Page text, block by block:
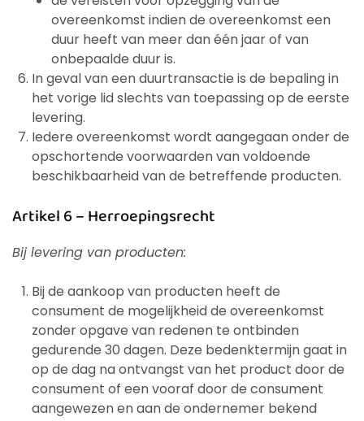
overeenkomst indien de overeenkomst een
duur heeft van meer dan één jaar of van
onbepaalde duur is.
In geval van een duurtransactie is de bepaling in
het vorige lid slechts van toepassing op de eerste
levering.
Iedere overeenkomst wordt aangegaan onder de
opschortende voorwaarden van voldoende
beschikbaarheid van de betreffende producten.
Artikel 6 – Herroepingsrecht
Bij levering van producten:
Bij de aankoop van producten heeft de
consument de mogelijkheid de overeenkomst
zonder opgave van redenen te ontbinden
gedurende 30 dagen. Deze bedenktermijn gaat in
op de dag na ontvangst van het product door de
consument of een vooraf door de consument
aangewezen en aan de ondernemer bekend